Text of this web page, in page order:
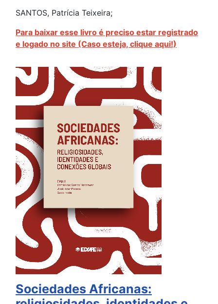
SANTOS, Patrícia Teixeira;
Para baixar esse livro é preciso estar registrado
e logado no site (Caso esteja, clique aqui!)
Sociedades Africanas: